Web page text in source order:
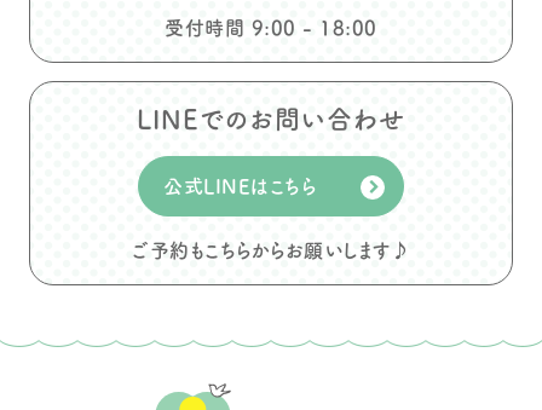
受付時間 9:00 - 18:00
LINEでのお問い合わせ
公式LINEはこちら
ご予約もこちらからお願いします♪